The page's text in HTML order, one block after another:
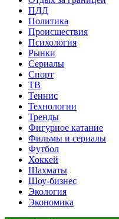
ПДД
Политика
Происшествия
Психология
Рынки
Сериалы
Спорт
ТВ
Теннис
Технологии
Тренды
Фигурное катание
Фильмы и сериалы
Футбол
Хоккей
Шахматы
Шоу-бизнес
Экология
Экономика